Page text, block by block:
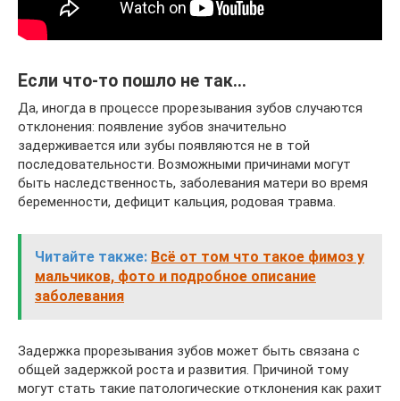
Если что-то пошло не так…
Да, иногда в процессе прорезывания зубов случаются
отклонения: появление зубов значительно
задерживается или зубы появляются не в той
последовательности. Возможными причинами могут
быть наследственность, заболевания матери во время
беременности, дефицит кальция, родовая травма.
Читайте также: Всё от том что такое фимоз у
мальчиков, фото и подробное описание
заболевания
Задержка прорезывания зубов может быть связана с
общей задержкой роста и развития. Причиной тому
могут стать такие патологические отклонения как рахит